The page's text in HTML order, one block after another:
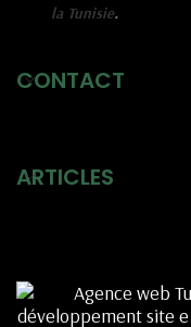
la Tunisie.
CONTACT
ARTICLES